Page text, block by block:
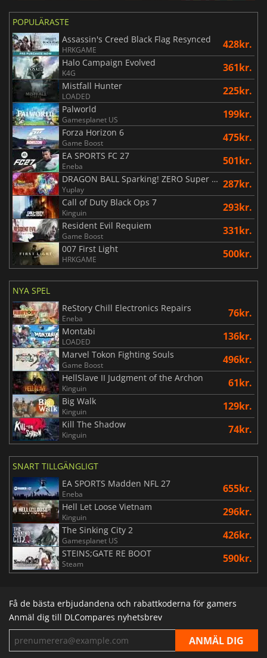
POPULÄRASTE
Assassin's Creed Black Flag Resynced
HRKGAME 428kr.
Halo Campaign Evolved
K4G 361kr.
Mistfall Hunter
LOADED 225kr.
Palworld
Gamesplanet US 199kr.
Forza Horizon 6
Game Boost 475kr.
EA SPORTS FC 27
Eneba 501kr.
DRAGON BALL Sparking! ZERO Super Limit Breaking NEO
Yuplay 287kr.
Call of Duty Black Ops 7
Kinguin 293kr.
Resident Evil Requiem
Game Boost 331kr.
007 First Light
HRKGAME 500kr.
NYA SPEL
ReStory Chill Electronics Repairs
Eneba 76kr.
Montabi
LOADED 136kr.
Marvel Tokon Fighting Souls
Game Boost 496kr.
HellSlave II Judgment of the Archon
Kinguin 61kr.
Big Walk
Kinguin 129kr.
Kill The Shadow
Kinguin 74kr.
SNART TILLGÄNGLIGT
EA SPORTS Madden NFL 27
Eneba 655kr.
Hell Let Loose Vietnam
Kinguin 296kr.
The Sinking City 2
Gamesplanet US 426kr.
STEINS;GATE RE BOOT
Steam 590kr.
Få de bästa erbjudandena och rabattkoderna för gamers
Anmäl dig till DLCompares nyhetsbrev